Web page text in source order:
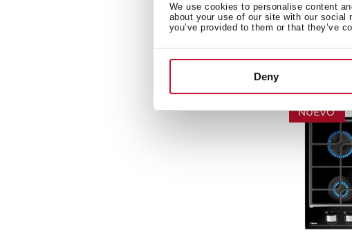
We use cookies to personalise content
about your use of our site with our social
you’ve provided to them or that they’ve
Deny
90cm con
NUEVO